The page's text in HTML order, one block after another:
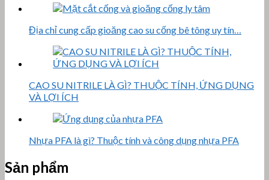
Địa chỉ cung cấp gioăng cao su cống bê tông uy tín…
CAO SU NITRILE LÀ GÌ? THUỘC TÍNH, ỨNG DỤNG
VÀ LỢI ÍCH
Nhựa PFA là gì? Thuộc tính và công dụng nhựa PFA
Sản phẩm